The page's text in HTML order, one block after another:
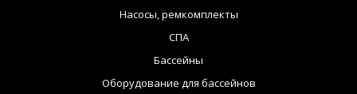
Насосы, ремкомплекты
СПА
Бассейны
Оборудование для бассейнов